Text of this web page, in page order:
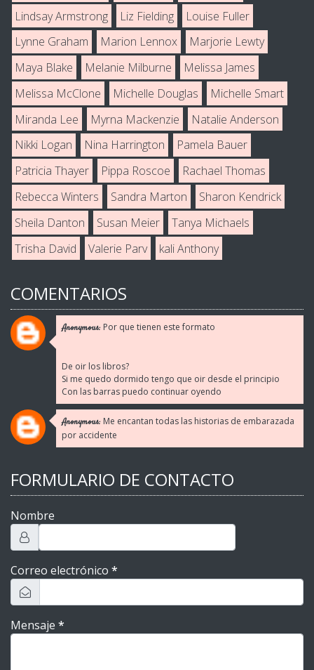
Lindsay Armstrong
Liz Fielding
Louise Fuller
Lynne Graham
Marion Lennox
Marjorie Lewty
Maya Blake
Melanie Milburne
Melissa James
Melissa McClone
Michelle Douglas
Michelle Smart
Miranda Lee
Myrna Mackenzie
Natalie Anderson
Nikki Logan
Nina Harrington
Pamela Bauer
Patricia Thayer
Pippa Roscoe
Rachael Thomas
Rebecca Winters
Sandra Marton
Sharon Kendrick
Sheila Danton
Susan Meier
Tanya Michaels
Trisha David
Valerie Parv kali Anthony
COMENTARIOS
Anonymous: Por que tienen este formato
De oir los libros?
Si me quedo dormido tengo que oir desde el principio
Con las barras puedo continuar oyendo
Anonymous: Me encantan todas las historias de embarazada
por accidente
FORMULARIO DE CONTACTO
Nombre
Correo electrónico *
Mensaje *